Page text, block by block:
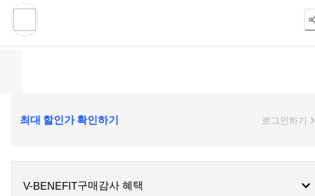
최대 할인가 확인하기 로그인하기
V-BENEFIT구매감사 혜택